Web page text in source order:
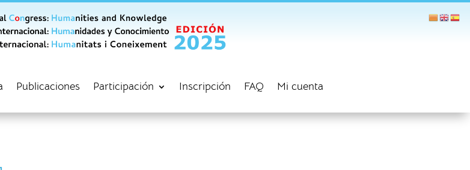
Publicaciones Participación Inscripción FAQ Mi cuenta